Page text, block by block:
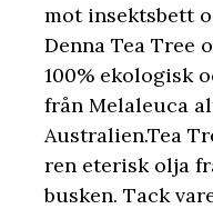
mot insektsbett
Denna Tea Tree
100% ekologisk
från Melaleuca
Australien.Tea
ren eterisk olja
busken. Tack